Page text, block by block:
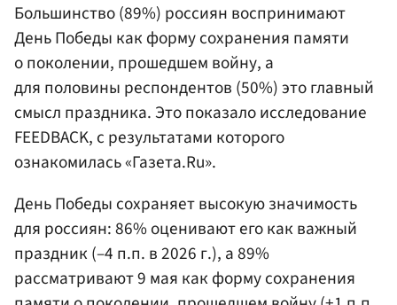
Большинство (89%) россиян воспринимают
День Победы как форму сохранения памяти
о поколении, прошедшем войну, а
для половины респондентов (50%) это главный
смысл праздника. Это показало исследование
FEEDBACK, с результатами которого
ознакомилась «Газета.Ru».
День Победы сохраняет высокую значимость
для россиян: 86% оценивают его как важный
праздник (–4 п.п. в 2026 г.), а 89%
рассматривают 9 мая как форму сохранения